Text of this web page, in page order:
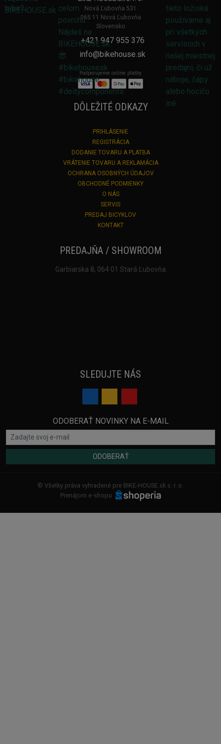
Nová Ľubovňa 531
065 11 Nová Ľubovňa
Slovensko
+421 947 955 376
info@bikehouse.sk
Podporujeme online platby
DÔLEŽITÉ ODKAZY
PRIHLÁSENIE
REGISTRÁCIA
DODANIE TOVARU A PLATBA
VRÁTENIE TOVARU A REKLAMÁCIA
OCHRANA OSOBNÝCH ÚDAJOV
OBCHODNÉ PODMIENKY
O NÁS
SERVIS
PREDAJ BICYKLOV
KONTAKT
PREDAJŇA / SHOWROOM
Garbiarska 8, 064 01 Stará Ľubovňa
SLEDUJTE NÁS
ODOBERAŤ NOVINKY NA E-MAIL
ODOBERAŤ
© Všetky práva vyhradené pre BIKE-HOUSE.sk s. r. o.
Prenájom e-shopu